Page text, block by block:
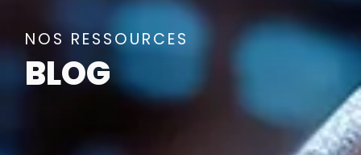
NOS RESSOURCES
BLOG